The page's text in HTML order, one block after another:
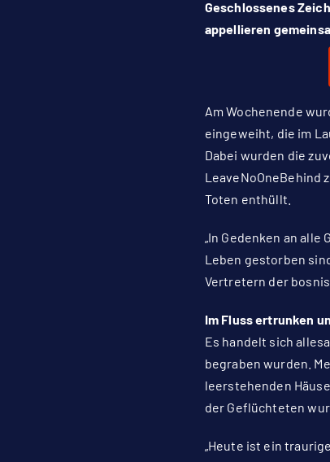
Geschlossenes
appellieren
Am Wochenende
eingeweiht, die im
Dabei wurden die
LeaveNoOneBehind
Toten enthüllt.
„In Gedenken an
Leben gestorben
Vertretern der
Im Fluss ertrunken
Es handelt sich
begraben wurden.
leerstehenden
der Geflüchteten
„Heute ist ein